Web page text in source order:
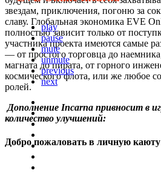
звездам, приключения, погоню за
славу. Глобальная экономика EVE
полностью зависит только от
участника проекта имеются самые
— от простого торговца до
магната до пирата, от горного
космического флота, или же любое
ролей.
Дополнение Incarna привносит в
количество улучшений:
Добро пожаловать в личную каюту
play
pause
mute
unmute
previous
next